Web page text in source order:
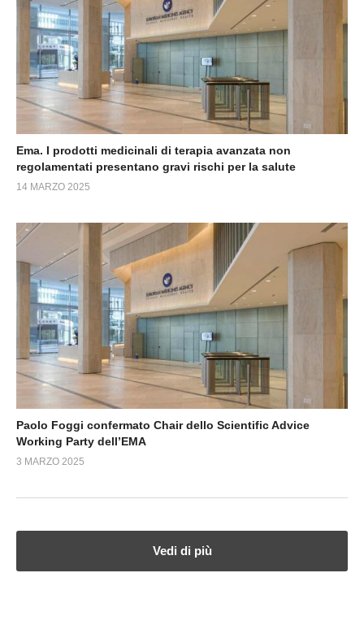
Ema. I prodotti medicinali di terapia avanzata non
regolamentati presentano gravi rischi per la salute
14 MARZO 2025
Paolo Foggi confermato Chair dello Scientific Advice
Working Party dell’EMA
3 MARZO 2025
Vedi di più